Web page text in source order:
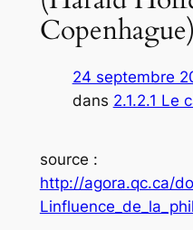
Copenhague)
24 septembre
dans 2.1.2.1 Le
source :
http://agora.qc.ca/